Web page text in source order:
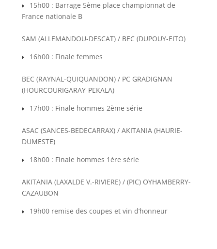
15h00 : Barrage 5ème place championnat de
France nationale B
SAM (ALLEMANDOU-DESCAT) / BEC (DUPOUY-EITO)
16h00 : Finale femmes
BEC (RAYNAL-QUIQUANDON) / PC GRADIGNAN
(HOURCOURIGARAY-PEKALA)
17h00 : Finale hommes 2ème série
ASAC (SANCES-BEDECARRAX) / AKITANIA (HAURIE-
DUMESTE)
18h00 : Finale hommes 1ère série
AKITANIA (LAXALDE V.-RIVIERE) / (PIC) OYHAMBERRY-
CAZAUBON
19h00 remise des coupes et vin d’honneur